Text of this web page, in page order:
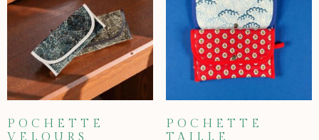
POCHETTE
VELOURS
POCHETTE
TAILLE